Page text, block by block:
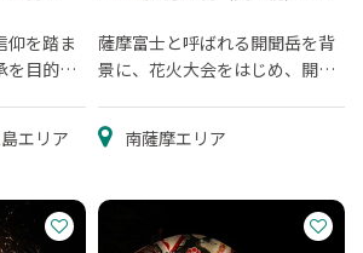
日
仰を踏ま
を目的と
エリア
薩摩富士と呼ばれる開聞岳を背
景に、花火大会をはじめ、開聞
されます。
南薩摩エリア